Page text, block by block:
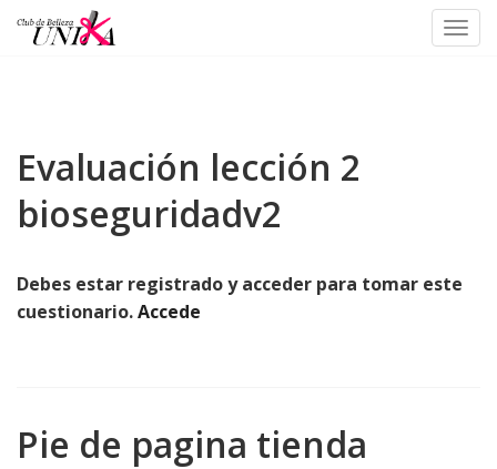
Evaluación lección 2
bioseguridadv2
Debes estar registrado y acceder para tomar este
cuestionario.Accede
Pie de pagina tienda